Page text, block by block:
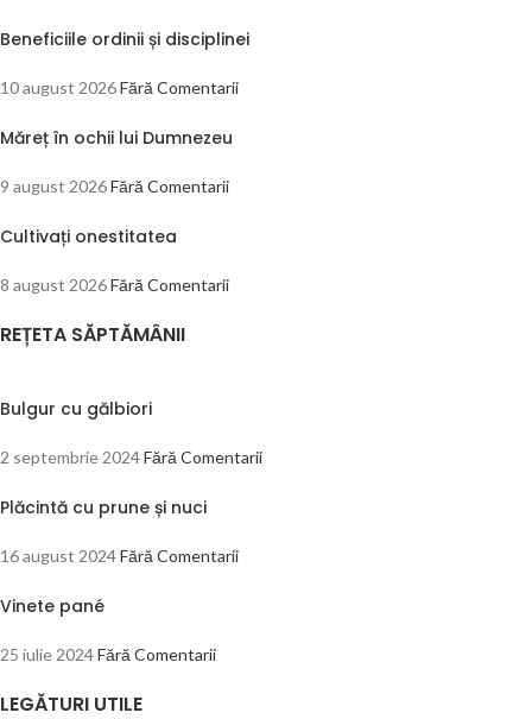
Beneficiile ordinii și disciplinei
10 august 2026Fără Comentarii
Măreț în ochii lui Dumnezeu
9 august 2026Fără Comentarii
Cultivați onestitatea
8 august 2026Fără Comentarii
REȚETA SĂPTĂMÂNII
Bulgur cu gălbiori
2 septembrie 2024Fără Comentarii
Plăcintă cu prune și nuci
16 august 2024Fără Comentarii
Vinete pané
25 iulie 2024Fără Comentarii
LEGĂTURI UTILE